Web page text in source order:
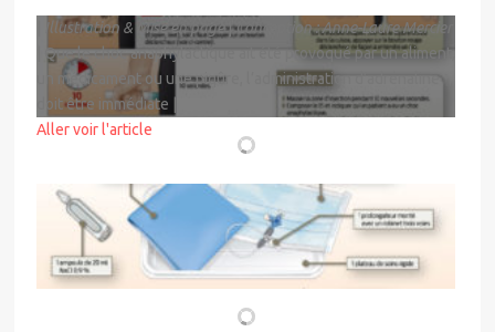
Illustration & Mise en page|Conception : Anne-Laure Mercier
| Que le choc anaphylactique ait été provoqué par un aliment,
un médicament ou une piqûre, l’administration d’adrénaline
doit être immédiate |
Aller voir l'article